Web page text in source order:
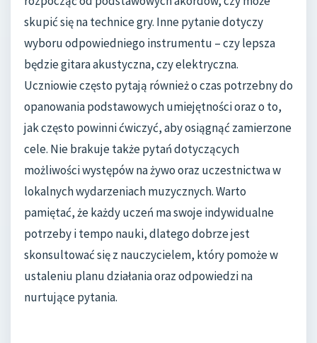
skupić się na technice gry. Inne pytanie dotyczy
wyboru odpowiedniego instrumentu – czy lepsza
będzie gitara akustyczna, czy elektryczna.
Uczniowie często pytają również o czas potrzebny do
opanowania podstawowych umiejętności oraz o to,
jak często powinni ćwiczyć, aby osiągnąć zamierzone
cele. Nie brakuje także pytań dotyczących
możliwości występów na żywo oraz uczestnictwa w
lokalnych wydarzeniach muzycznych. Warto
pamiętać, że każdy uczeń ma swoje indywidualne
potrzeby i tempo nauki, dlatego dobrze jest
skonsultować się z nauczycielem, który pomoże w
ustaleniu planu działania oraz odpowiedzi na
nurtujące pytania.